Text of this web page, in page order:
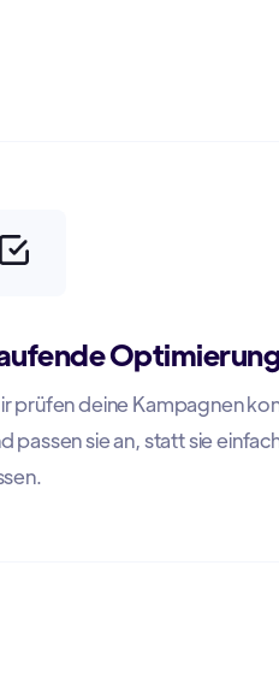
prüfen deine Kampagnen
passen sie an, statt sie